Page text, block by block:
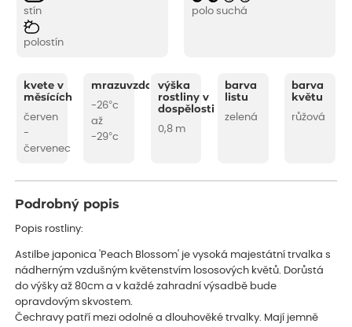
stín
polostín
polo suchá
kvete v
měsících
červen
-
červenec
mrazuvzdornost
-26°c
až
-29°c
výška
rostliny v
dospělosti
0,8 m
barva
listu
zelená
barva
květu
růžová
Podrobný popis
Popis rostliny:
Astilbe japonica 'Peach Blossom' je vysoká majestátní trvalka s
nádherným vzdušným květenstvím lososových květů. Dorůstá
do výšky až 80cm a v každé zahradní výsadbě bude
opravdovým skvostem.
Čechravy patří mezi odolné a dlouhověké trvalky. Mají jemně